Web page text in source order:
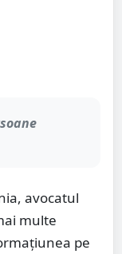
avocatul
multe
pe